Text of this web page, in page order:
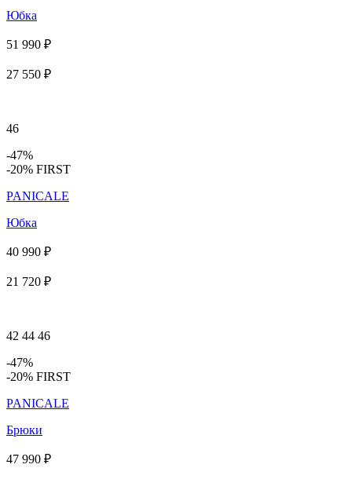
Юбка
51 990 ₽
27 550 ₽
46
-47%
-20% FIRST
PANICALE
Юбка
40 990 ₽
21 720 ₽
42 44 46
-47%
-20% FIRST
PANICALE
Брюки
47 990 ₽